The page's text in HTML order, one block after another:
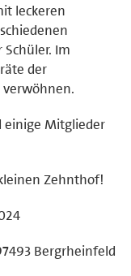
leckeren
Im
der
einige Mitglieder
Zehnthof!
Bergrheinfeld